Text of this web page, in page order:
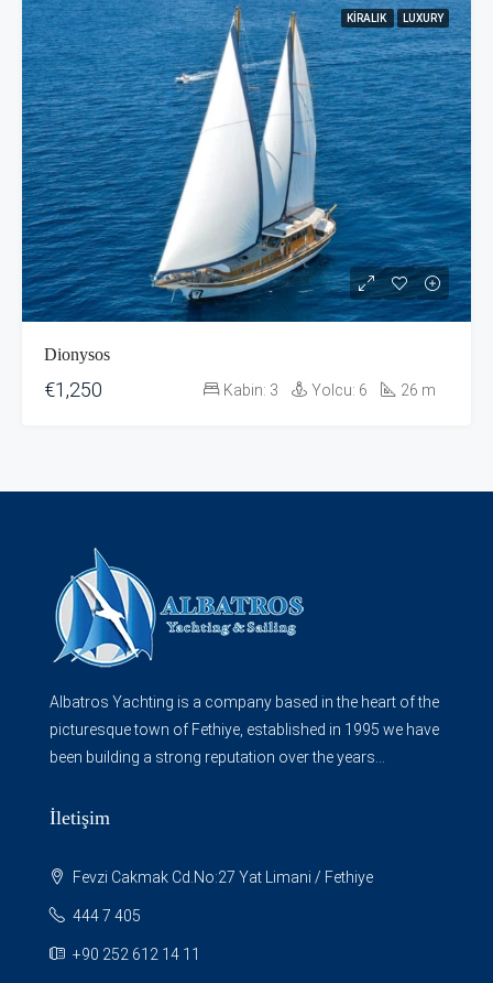
KIRALIK LUXURY
Dionysos
€1,250 Kabin: 3 Yolcu: 6 26 m
Albatros Yachting is a company based in the heart of the
picturesque town of Fethiye, established in 1995 we have
been building a strong reputation over the years...
İletişim
Fevzi Cakmak Cd.No:27 Yat Limani / Fethiye
444 7 405
+90 252 612 14 11